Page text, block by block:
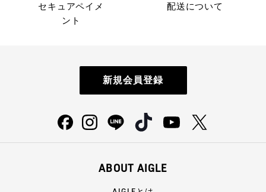
セキュアペイメ
ント
配送について
新規会員登録
ABOUT AIGLE